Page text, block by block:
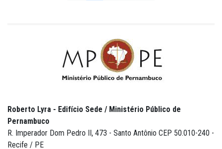
Roberto Lyra - Edifício Sede / Ministério Público de
Pernambuco
R. Imperador Dom Pedro II, 473 - Santo Antônio CEP 50.010-240 -
Recife / PE